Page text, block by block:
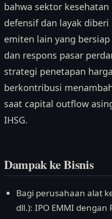
bahwa sektor
defensif dan layak
emiten lain yang
dan respons pasar
strategi penetapan
berkontribusi
saat capital outflow
IHSG.
Dampak ke Bisnis
Bagi perusahaan alat
dll.): IPO EMMI dengan